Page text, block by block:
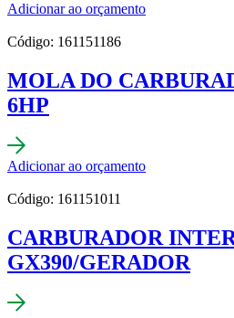
Adicionar ao orçamento
Código: 161151186
MOLA DO
6HP
Adicionar ao orçamento
Código: 161151011
CARBURADOR
GX390/GERADOR